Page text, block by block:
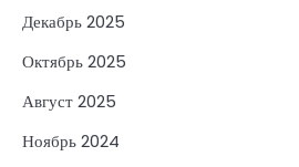
Декабрь 2025
Октябрь 2025
Август 2025
Ноябрь 2024